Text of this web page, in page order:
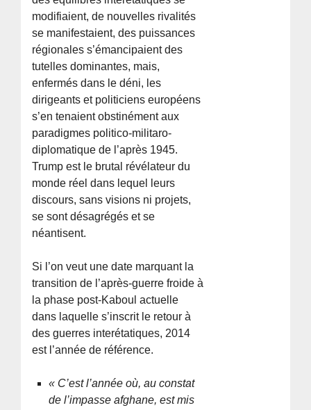
modifiaient, de nouvelles rivalités
se manifestaient, des puissances
régionales s’émancipaient des
tutelles dominantes, mais,
enfermés dans le déni, les
dirigeants et politiciens européens
s’en tenaient obstinément aux
paradigmes politico-militaro-
diplomatique de l’après 1945.
Trump est le brutal révélateur du
monde réel dans lequel leurs
discours, sans visions ni projets,
se sont désagrégés et se
néantisent.
Si l’on veut une date marquant la
transition de l’après-guerre froide à
la phase post-Kaboul actuelle
dans laquelle s’inscrit le retour à
des guerres interétatiques, 2014
est l’année de référence.
« C’est l’année où, au constat
de l’impasse afghane, est mis